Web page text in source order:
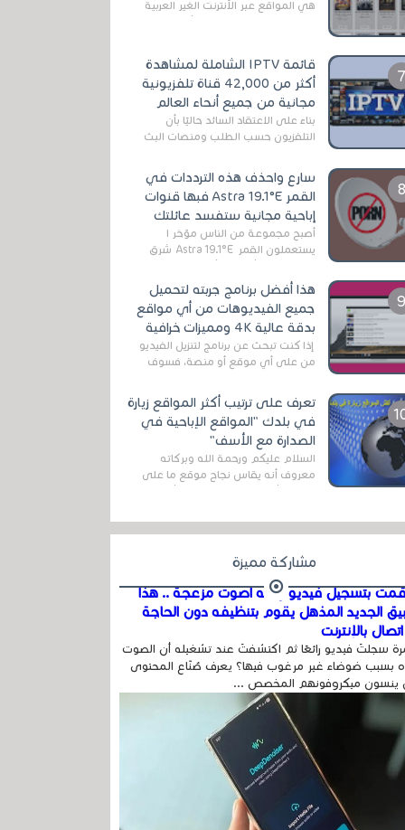
هي المواقع عبر الأنترنت الغير العربية
التي تقدم خدمة تحميل الأفلام على
قائمة IPTV الشاملة لمشاهدة
أكثر من 42,000 قناة تلفزيونية
مجانية من جميع أنحاء العالم
بناءً على الاعتقاد السائد حاليًا بأن
التلفزيون حسب الطلب ومنصات البث
سارع واحذف هذه الترددات في
القمر Astra 19.1°E فبها قنوات
إباحية مجانية ستفسد عائلتك
أصبح مجموعة من الناس مؤخر ا
يستعملون القمر Astra 19.1°E شرق
وذلك بسبب أن هذا الأخير يتوفرعلى
قنوات مميزة جدا تنقل العديد من البرامج
اله...
هذا أفضل برنامج جربته لتحميل
جميع الفيديوهات من أي مواقع
بدقة عالية 4K ومميزات خرافية
إذا كنت تبحث عن برنامج لتنزيل الفيديو
من على أي موقع أو منصة، فسوف
الخاصة بالبرامج والتطبيقات في هذا
المج...
تعرف على ترتيب أكثر المواقع زيارة
في بلدك "المواقع الإباحية في
الصدارة مع الأسف"
السلام عليكم ورحمة الله وبركاته
معروف أنه يقاس نجاح موقع ما على
في...
مشاركة مميزة
بتسجيل فيديو وفيه أصوت مزعجة .. هذا
الجديد المذهل يقوم بتنظيفه دون الحاجة
بالإنترنت
سجلتَ فيديو رائعًا ثم اكتشفتَ عند تشغيله أن الصوت
بسبب ضوضاء غير مرغوب فيها؟ يعرف صُنّاع المحتوى
ينسون ميكروفونهم المخصص ...